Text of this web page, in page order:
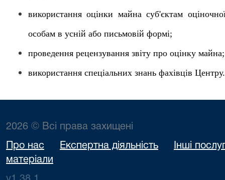
використання оцінки майна суб'єктам
особам в усній або письмовій формі;
проведення рецензування звіту про оцінку майна;
використання спеціальних знань фахівців Центру.
2026 © Всі права захищені
Про нас Експертна діяльність
Інші
матеріали